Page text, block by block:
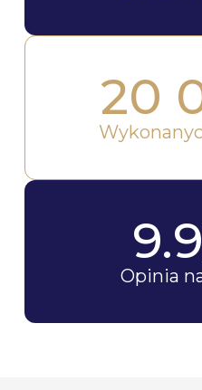
20
9.9
Opinia